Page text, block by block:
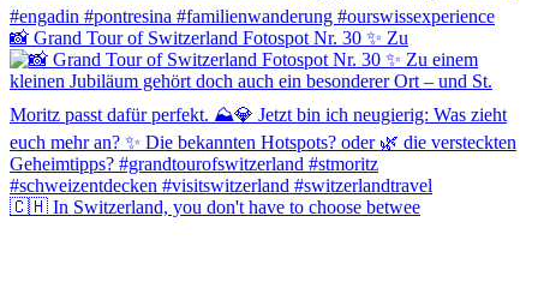
📸 Grand Tour of Switzerland Fotospot Nr. 30 ✨ Zu
🇨🇭 In Switzerland, you don't have to choose betwee